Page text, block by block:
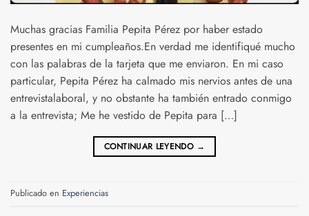
Muchas gracias Familia Pepita Pérez por haber estado
presentes en mi cumpleaños.En verdad me identifiqué mucho
con las palabras de la tarjeta que me enviaron. En mi caso
particular, Pepita Pérez ha calmado mis nervios antes de una
entrevistalaboral, y no obstante ha también entrado conmigo
a la entrevista; Me he vestido de Pepita para […]
CONTINUAR LEYENDO →
Publicado en Experiencias